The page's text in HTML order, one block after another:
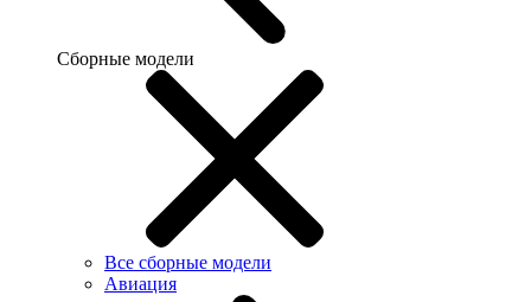
Сборные модели
Все сборные модели
Авиация